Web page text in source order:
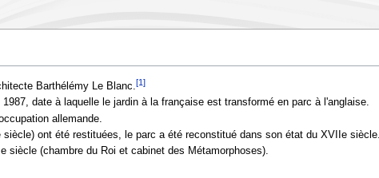
Barthélémy Le Blanc.[1]
date à laquelle le jardin à la française est transformé en parc à l'anglaise.
allemande.
ont été restituées, le parc a été reconstitué dans son état du XVIIe siècle.
siècle (chambre du Roi et cabinet des Métamorphoses).